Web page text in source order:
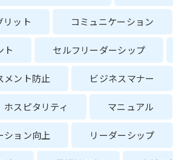
リット コミュニケーション
ト セルフリーダーシップ
メント防止 ビジネスマナー
ホスピタリティ マニュアル
ション向上 リーダーシップ